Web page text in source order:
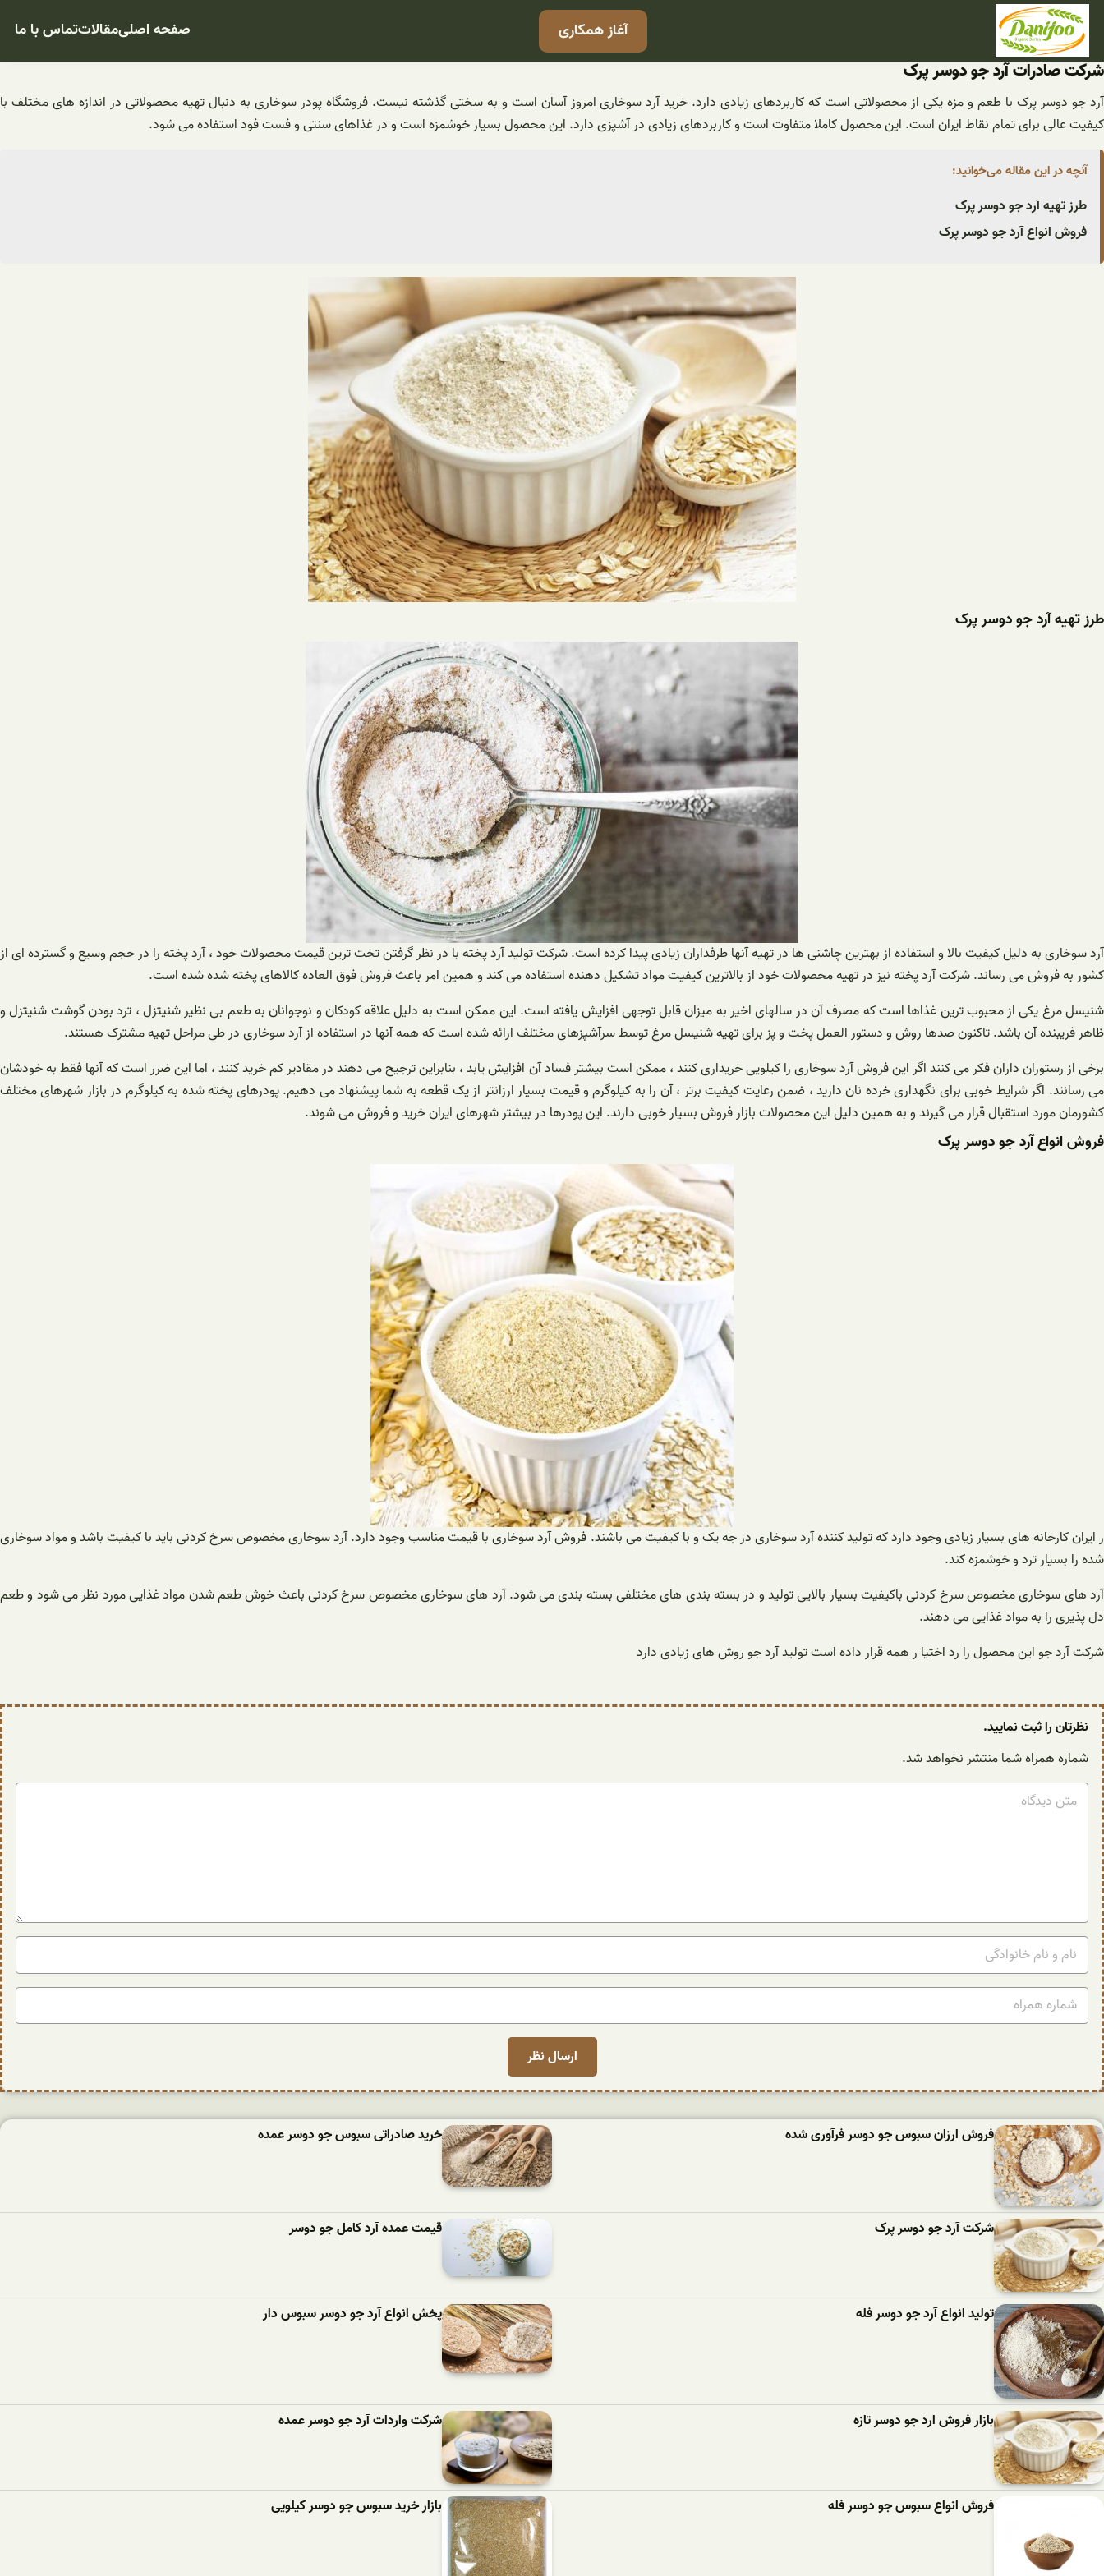
رفتن
محتوا
آغاز همکاری صفحه اصلیمقالاتتماس با ما
شرکت صادرات آرد جو دوسر پرک
آرد جو دوسر پرک با طعم و مزه یکی از محصولاتی است که کاربردهای زیادی دارد. خرید آرد سوخاری امروز آسان است و به سختی گذشته نیست. فروشگاه پودر سوخاری به دنبال تهیه محصولاتی در اندازه های مختلف با
کیفیت عالی برای تمام نقاط ایران است. این محصول کاملا متفاوت است و کاربردهای زیادی در آشپزی دارد. این محصول بسیار خوشمزه است و در غذاهای سنتی و فست فود استفاده می شود.
آنچه در این مقاله می‌خوانید:
طرز تهیه آرد جو دوسر پرک
فروش انواع آرد جو دوسر پرک
طرز تهیه آرد جو دوسر پرک
آرد سوخاری به دلیل کیفیت بالا و استفاده از بهترین چاشنی ها در تهیه آنها طرفداران زیادی پیدا کرده است. شرکت تولید آرد پخته با در نظر گرفتن تخت ترین قیمت محصولات خود ، آرد پخته را در حجم وسیع و گسترده ای از
کشور به فروش می رساند. شرکت آرد پخته نیز در تهیه محصولات خود از بالاترین کیفیت مواد تشکیل دهنده استفاده می کند و همین امر باعث فروش فوق العاده کالاهای پخته شده شده است.
شنیسل مرغ یکی از محبوب ترین غذاها است که مصرف آن در سالهای اخیر به میزان قابل توجهی افزایش یافته است. این ممکن است به دلیل علاقه کودکان و نوجوانان به طعم بی نظیر شنیتزل ، ترد بودن گوشت شنیتزل و
ظاهر فریبنده آن باشد. تاکنون صدها روش و دستور العمل پخت و پز برای تهیه شنیسل مرغ توسط سرآشپزهای مختلف ارائه شده است که همه آنها در استفاده از آرد سوخاری در طی مراحل تهیه مشترک هستند.
برخی از رستوران داران فکر می کنند اگر این فروش آرد سوخاری را کیلویی خریداری کنند ، ممکن است بیشتر فساد آن افزایش یابد ، بنابراین ترجیح می دهند در مقادیر کم خرید کنند ، اما این ضرر است که آنها فقط به خودشان
می رسانند. اگر شرایط خوبی برای نگهداری خرده نان دارید ، ضمن رعایت کیفیت برتر ، آن را به کیلوگرم و قیمت بسیار ارزانتر از یک قطعه به شما پیشنهاد می دهیم. پودرهای پخته شده به کیلوگرم در بازار شهرهای مختلف
کشورمان مورد استقبال قرار می گیرند و به همین دلیل این محصولات بازار فروش بسیار خوبی دارند. این پودرها در بیشتر شهرهای ایران خرید و فروش می شوند.
فروش انواع آرد جو دوسر پرک
ر ایران کارخانه های بسیار زیادی وجود دارد که تولید کننده آرد سوخاری در جه یک و با کیفیت می باشند. فروش آرد سوخاری با قیمت مناسب وجود دارد. آرد سوخاری مخصوص سرخ کردنی باید با کیفیت باشد و مواد سوخاری
شده را بسیار ترد و خوشمزه کند.
آرد های سوخاری مخصوص سرخ کردنی باکیفیت بسیار بالایی تولید و در بسته بندی های مختلفی بسته بندی می شود. آرد های سوخاری مخصوص سرخ کردنی باعث خوش طعم شدن مواد غذایی مورد نظر می شود و طعم
دل پذیری را به مواد غذایی می دهند.
شرکت آرد جو این محصول را رد اختیا ر همه قرار داده است تولید آرد جو روش های زیادی دارد
نظرتان را ثبت نمایید.
شماره همراه شما منتشر نخواهد شد.
فروش ارزان سبوس جو دوسر فرآوری شده خرید صادراتی سبوس جو دوسر عمده
شرکت آرد جو دوسر پرک قیمت عمده آرد کامل جو دوسر
تولید انواع آرد جو دوسر فله پخش انواع آرد جو دوسر سبوس دار
بازار فروش ارد جو دوسر تازه شرکت واردات آرد جو دوسر عمده
فروش انواع سبوس جو دوسر فله بازار خرید سبوس جو دوسر کیلویی